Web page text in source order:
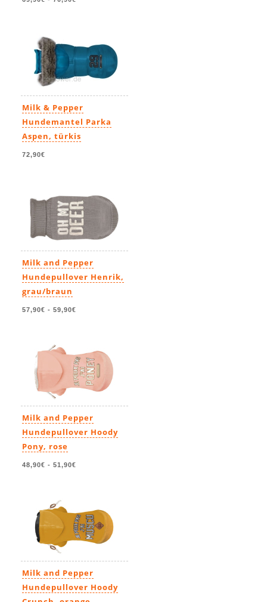
Milk & Pepper
Hundemantel Parka
Aspen, türkis
72,90€
Milk and Pepper
Hundepullover Henrik,
grau/braun
57,90€ - 59,90€
Milk and Pepper
Hundepullover Hoody
Pony, rose
48,90€ - 51,90€
Milk and Pepper
Hundepullover Hoody